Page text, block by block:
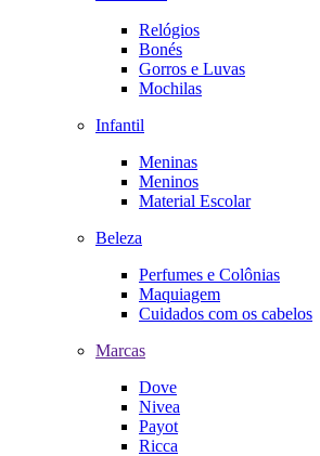
Relógios
Bonés
Gorros e Luvas
Mochilas
Infantil
Meninas
Meninos
Material Escolar
Beleza
Perfumes e Colônias
Maquiagem
Cuidados com os cabelos
Marcas
Dove
Nivea
Payot
Ricca